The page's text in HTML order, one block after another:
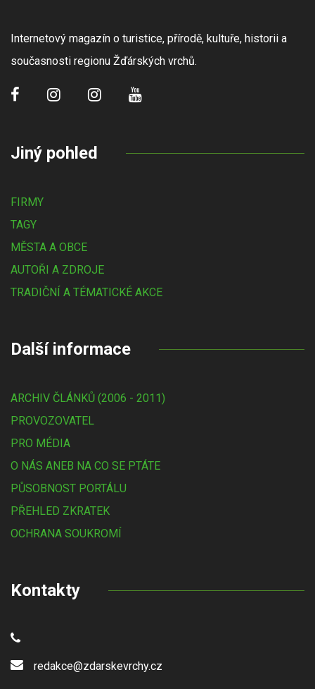
Internetový magazín o turistice, přírodě, kultuře, historii a
současnosti regionu Žďárských vrchů.
Jiný pohled
FIRMY
TAGY
MĚSTA A OBCE
AUTOŘI A ZDROJE
TRADIČNÍ A TÉMATICKÉ AKCE
Další informace
ARCHIV ČLÁNKŮ (2006 - 2011)
PROVOZOVATEL
PRO MÉDIA
O NÁS ANEB NA CO SE PTÁTE
PŮSOBNOST PORTÁLU
PŘEHLED ZKRATEK
OCHRANA SOUKROMÍ
Kontakty
redakce@zdarskevrchy.cz